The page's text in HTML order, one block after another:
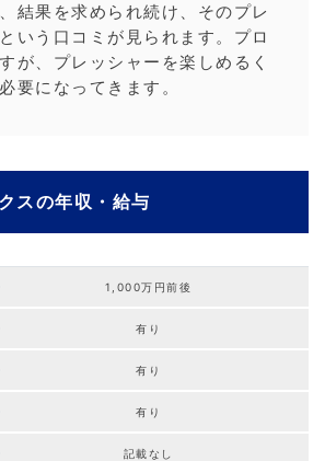
結果を求められ続け、そのプレ
いう口コミが見られます。プロ
が、プレッシャーを楽しめるく
要になってきます。
スの年収・給与
1,000万円前後
有り
有り
有り
記載なし